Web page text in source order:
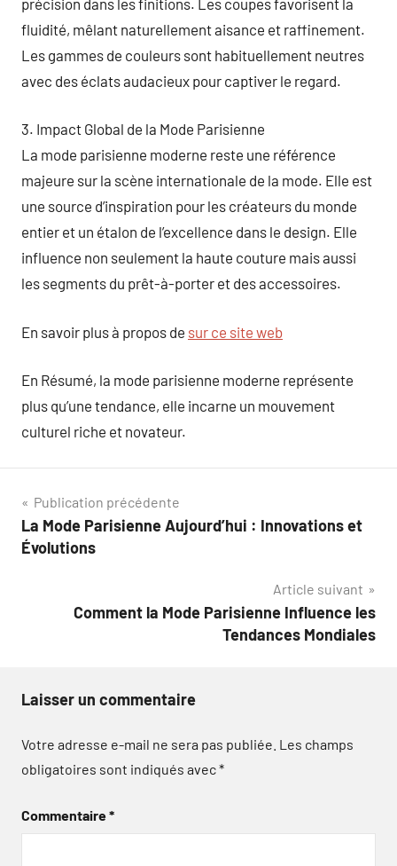
fluidité, mêlant naturellement aisance et raffinement.
Les gammes de couleurs sont habituellement neutres
avec des éclats audacieux pour captiver le regard.
3. Impact Global de la Mode Parisienne
La mode parisienne moderne reste une référence
majeure sur la scène internationale de la mode. Elle est
une source d’inspiration pour les créateurs du monde
entier et un étalon de l’excellence dans le design. Elle
influence non seulement la haute couture mais aussi
les segments du prêt-à-porter et des accessoires.
En savoir plus à propos de sur ce site web
En Résumé, la mode parisienne moderne représente
plus qu’une tendance, elle incarne un mouvement
culturel riche et novateur.
Navigation
de
Publication précédente
La Mode Parisienne Aujourd’hui : Innovations et
Évolutions
Article suivant
Comment la Mode Parisienne Influence les
Tendances Mondiales
Laisser un commentaire
Votre adresse e-mail ne sera pas publiée. Les champs
obligatoires sont indiqués avec*
Commentaire*